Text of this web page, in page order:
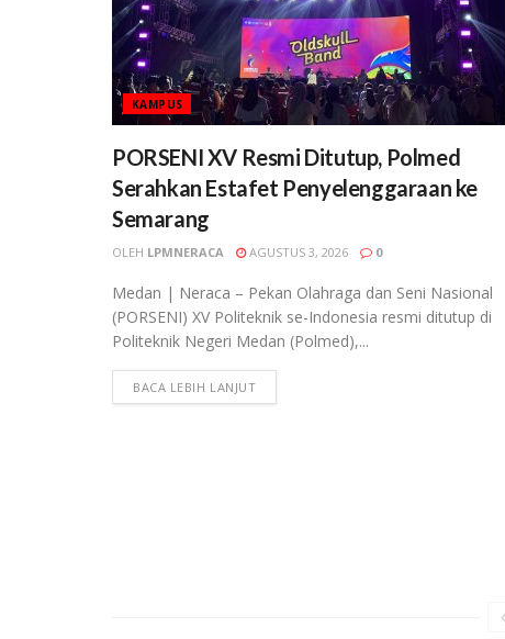
KAMPUS
PORSENI XV Resmi Ditutup, Polmed
Serahkan Estafet Penyelenggaraan ke
Semarang
OLEH LPMNERACA AGUSTUS 3, 2026 0
Medan | Neraca – Pekan Olahraga dan Seni Nasional
(PORSENI) XV Politeknik se-Indonesia resmi ditutup di
Politeknik Negeri Medan (Polmed),...
BACA LEBIH LANJUT